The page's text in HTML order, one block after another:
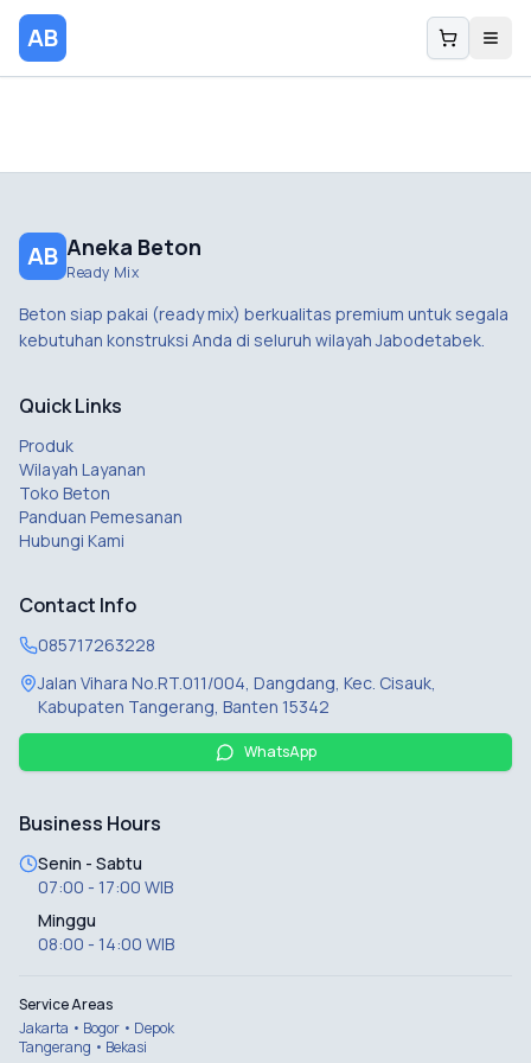
AB
AB Aneka Beton
Ready Mix
Beton siap pakai (ready mix) berkualitas premium untuk segala
kebutuhan konstruksi Anda di seluruh wilayah Jabodetabek.
Quick Links
Produk
Wilayah Layanan
Toko Beton
Panduan Pemesanan
Hubungi Kami
Contact Info
085717263228
Jalan Vihara No.RT.011/004, Dangdang, Kec. Cisauk,
Kabupaten Tangerang, Banten 15342
WhatsApp
Business Hours
Senin - Sabtu
07:00 - 17:00 WIB
Minggu
08:00 - 14:00 WIB
Service Areas
Jakarta • Bogor • Depok
Tangerang • Bekasi